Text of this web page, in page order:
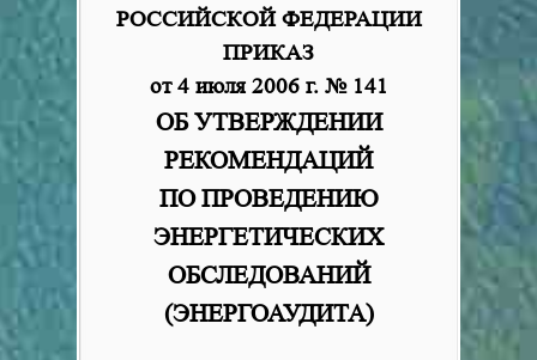
РОССИЙСКОЙ ФЕДЕРАЦИИ
ПРИКАЗ
от 4 июля 2006 г. № 141
ОБ УТВЕРЖДЕНИИ
РЕКОМЕНДАЦИЙ
ПО ПРОВЕДЕНИЮ
ЭНЕРГЕТИЧЕСКИХ
ОБСЛЕДОВАНИЙ
(ЭНЕРГОАУДИТА)